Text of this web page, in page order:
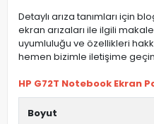
Detaylı arıza tanımları için
ekran arızaları ile ilgili
uyumluluğu ve özellikleri
hemen bizimle iletişime
HP G72T Notebook Ekran
Boyut